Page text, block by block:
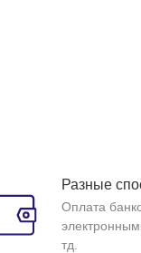
Разные
Оплата
тд.